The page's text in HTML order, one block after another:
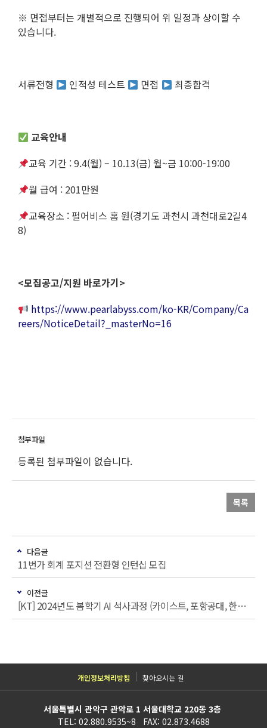
※ 면접부터는 개별적으로 진행되어 위 일정과 상이할 수
있습니다.
서류전형 인적성 테스트 면접 최종합격
교육안내
교육 기간 : 9.4(월) – 10.13(금) 월~금 10:00-19:00
월 급여 : 201만원
교육장소 : 펄어비스 홈 원(경기도 과천시 과천대로2길4
8)
<모집공고/지원 바로가기>
https://www.pearlabyss.com/ko-KR/Company/Ca
reers/NoticeDetail?_masterNo=16
등록된 첨부파일이 없습니다.
목록
다음글
11번가 회계 포지션 전환형 인턴십 모집
이전글
[KT] 2024년도 봄학기 AI 석사과정 (카이스트, 포항공대, 한양대 진학) 신입생 모집
개인정보처리방침 찾아오시는 길
서울특별시 관악구 관악로 1 서울대학교 220동 3층
TEL: 02.880.9535~8 FAX: 02.873.4688